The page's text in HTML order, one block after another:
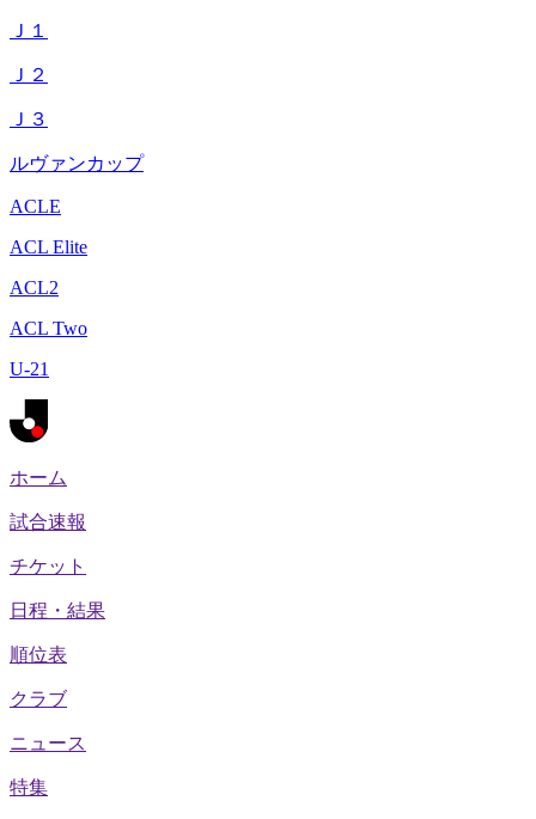
Ｊ１
Ｊ２
Ｊ３
ルヴァンカップ
ACLE
ACL Elite
ACL2
ACL Two
U-21
ホーム
試合速報
チケット
日程・結果
順位表
クラブ
ニュース
特集